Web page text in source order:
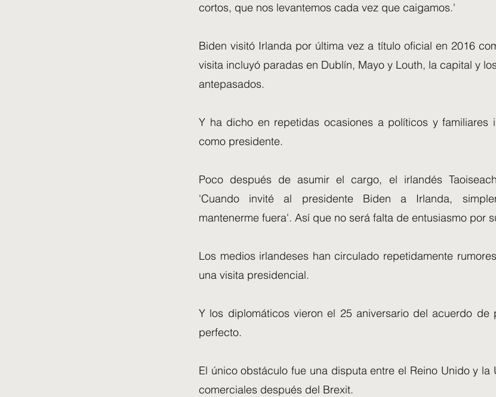
cortos, que nos levantemos cada vez que caigamos.'
Biden visitó Irlanda por última vez a título oficial en 2016
visita incluyó paradas en Dublín, Mayo y Louth, la capital y
antepasados.
Y ha dicho en repetidas ocasiones a políticos y familiares
como presidente.
Poco después de asumir el cargo, el irlandés
'Cuando invité al presidente Biden a Irlanda,
mantenerme fuera'. Así que no será falta de entusiasmo por
Los medios irlandeses han circulado repetidamente
una visita presidencial.
Y los diplomáticos vieron el 25 aniversario del acuerdo de
perfecto.
El único obstáculo fue una disputa entre el Reino Unido y la
comerciales después del Brexit.